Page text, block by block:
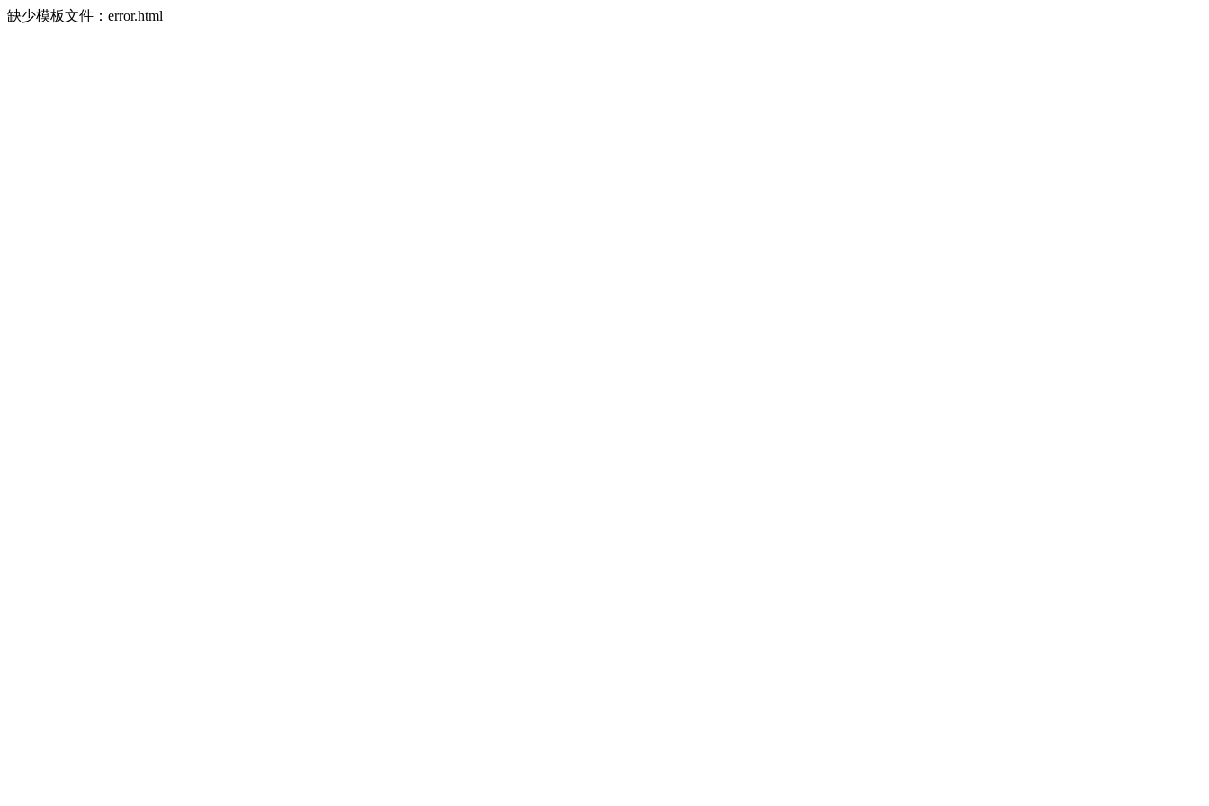
缺少模板文件：error.html